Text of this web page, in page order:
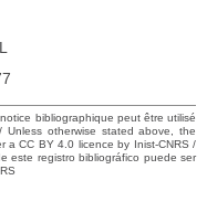
bibliographique peut être utilisé
Unless otherwise stated above, the
a CC BY 4.0 licence by Inist-CNRS /
este registro bibliográfico puede ser